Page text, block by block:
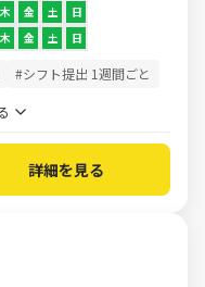
木 金 土 日
木 金 土 日
#シフト提出 1週間ごと
詳細を見る